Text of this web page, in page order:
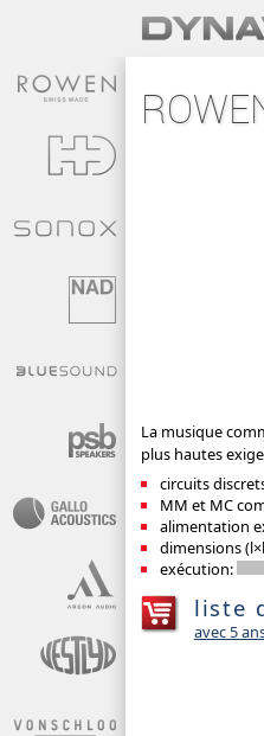
La musique
plus hautes
circuits
MM et MC
alimentation
dimensions
exécution:
liste
avec 5